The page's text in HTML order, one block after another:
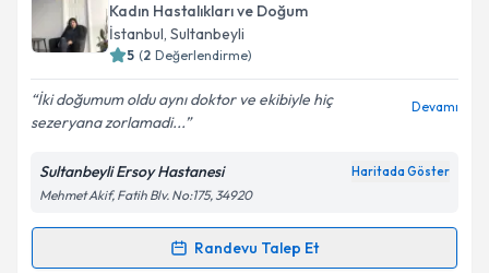
Kadın Hastalıkları ve Doğum
İstanbul, Sultanbeyli
5 (2 Değerlendirme)
İki doğumum oldu aynı doktor ve ekibiyle hiç
sezeryana zorlamadi...
Devamı
Sultanbeyli Ersoy Hastanesi Haritada Göster
Mehmet Akif, Fatih Blv. No:175, 34920
Randevu Talep Et
Randevu Takvimi Talebi